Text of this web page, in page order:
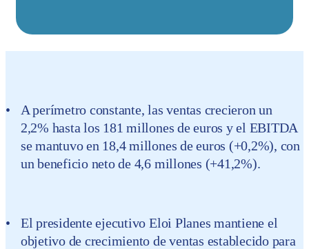
A perímetro constante, las ventas crecieron un
2,2% hasta los 181 millones de euros y el EBITDA
se mantuvo en 18,4 millones de euros (+0,2%), con
un beneficio neto de 4,6 millones (+41,2%).
El presidente ejecutivo Eloi Planes mantiene el
objetivo de crecimiento de ventas establecido para